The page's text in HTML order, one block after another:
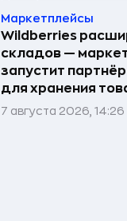
Маркетплейсы
Wildberries
складов —
запустит
для хранения
7 августа 2026, 14:26